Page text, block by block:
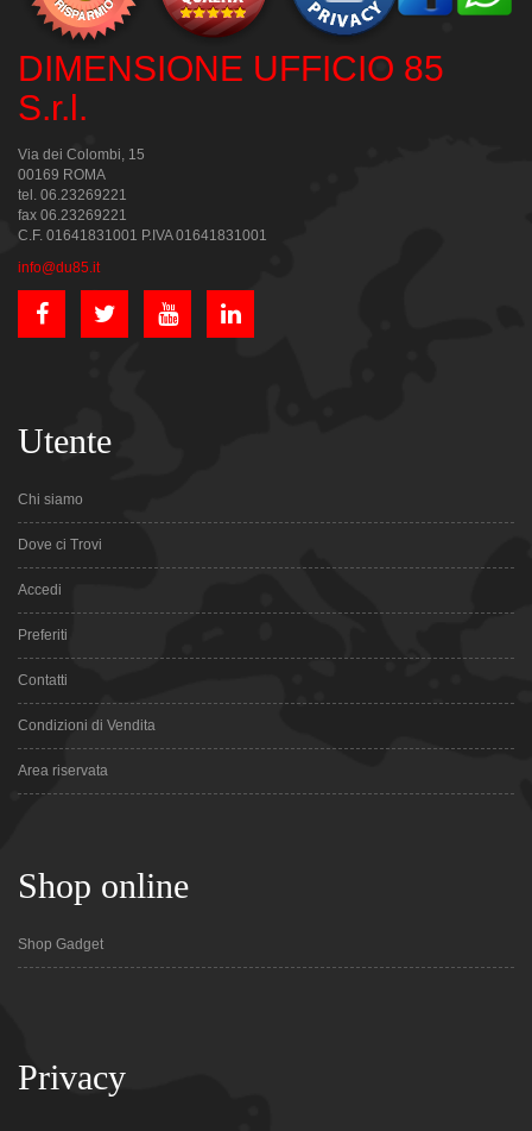
DIMENSIONE UFFICIO 85
S.r.l.
Via dei Colombi, 15
00169 ROMA
tel. 06.23269221
fax 06.23269221
C.F. 01641831001 P.IVA 01641831001
info@du85.it
Utente
Chi siamo
Dove ci Trovi
Accedi
Preferiti
Contatti
Condizioni di Vendita
Area riservata
Shop online
Shop Gadget
Privacy